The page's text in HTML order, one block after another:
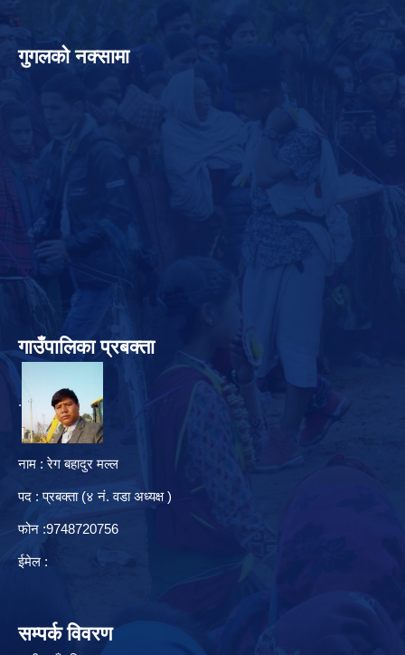
गुगलको नक्सामा
गाउँपालिका प्रबक्ता
.
नाम : रेग बहादुर मल्ल
पद : प्रबक्ता (४ नं. वडा अध्यक्ष )
फोन :9748720756
ईमेल :
सम्पर्क विवरण